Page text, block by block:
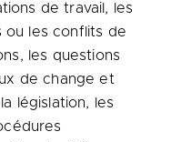
de travail, les
ou les conflits de
les questions
de change et
législation, les